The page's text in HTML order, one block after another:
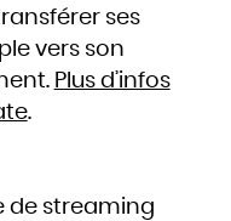
ses
vers son
Plus d’infos
.
de streaming